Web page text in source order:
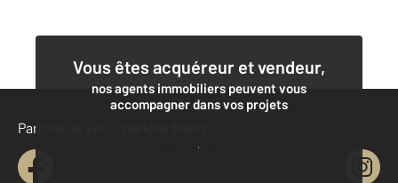
Vous êtes acquéreur et vendeur,
nos agents immobiliers peuvent vous
accompagner dans vos projets
Contacter l'agence
Parlons de vous, parlons biens